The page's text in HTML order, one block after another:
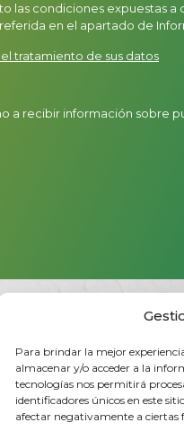
Para brindar la mejor
almacenar y/o acceder a la
tecnologías nos permitirá
identificadores únicos en este
afectar negativamente a ciertas
las condiciones expuestas a
referida en el apartado de
tratamiento de sus datos
a recibir información sobre
T.